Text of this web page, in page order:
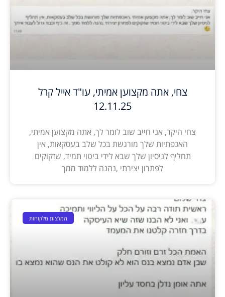
צחי, אתה מקצוען אמיתי, עו"ד אייל קרל
12.11.25
צחי היקר, אני חייב שוב לומר לך, אתה מקצוען אמיתי,
האכפתיות שלך מורגשת בכל שלב בעסקאות, אין
תחליף לניסיון שלך שבא לידי ביטוי תמיד, שזקוקים
לפתרון יצירתי ,נהנה ללמוד ממך
המלצות מלקוחות